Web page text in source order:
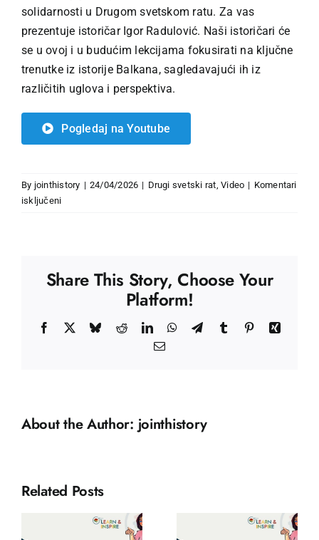
solidarnosti u Drugom svetskom ratu. Za vas
prezentuje istoričar Igor Radulović. Naši istoričari će
se u ovoj i u budućim lekcijama fokusirati na ključne
trenutke iz istorije Balkana, sagledavajući ih iz
različitih uglova i perspektiva.
Pogledaj na Youtube
By jointhistory | 24/04/2026 | Drugi svetski rat ,Video | Komentari
isključeniza
ratu(bs
Share This Story, Choose Your
Platform!
Facebook BlueskyRedditLinkedInWhatsApp
TelegramTumblr PinterestXing
Email
About the Author: jointhistory
Related Posts
Migracije u
Strahote